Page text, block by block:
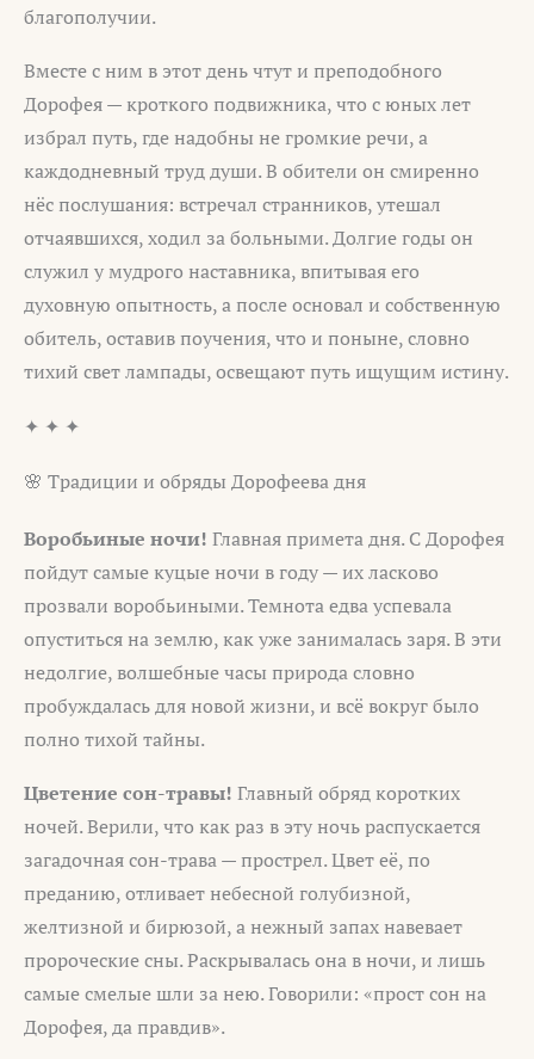
благополучии.
Вместе с ним в этот день чтут и преподобного
Дорофея — кроткого подвижника, что с юных лет
избрал путь, где надобны не громкие речи, а
каждодневный труд души. В обители он смиренно
нёс послушания: встречал странников, утешал
отчаявшихся, ходил за больными. Долгие годы он
служил у мудрого наставника, впитывая его
духовную опытность, а после основал и собственную
обитель, оставив поучения, что и поныне, словно
тихий свет лампады, освещают путь ищущим истину.
✦ ✦ ✦
🌸 Традиции и обряды Дорофеева дня
Воробьиные ночи! Главная примета дня. С Дорофея
пойдут самые куцые ночи в году — их ласково
прозвали воробьиными. Темнота едва успевала
опуститься на землю, как уже занималась заря. В эти
недолгие, волшебные часы природа словно
пробуждалась для новой жизни, и всё вокруг было
полно тихой тайны.
Цветение сон-травы! Главный обряд коротких
ночей. Верили, что как раз в эту ночь распускается
загадочная сон-трава — прострел. Цвет её, по
преданию, отливает небесной голубизной,
желтизной и бирюзой, а нежный запах навевает
пророческие сны. Раскрывалась она в ночи, и лишь
самые смелые шли за нею. Говорили: «прост сон на
Дорофея, да правдив».